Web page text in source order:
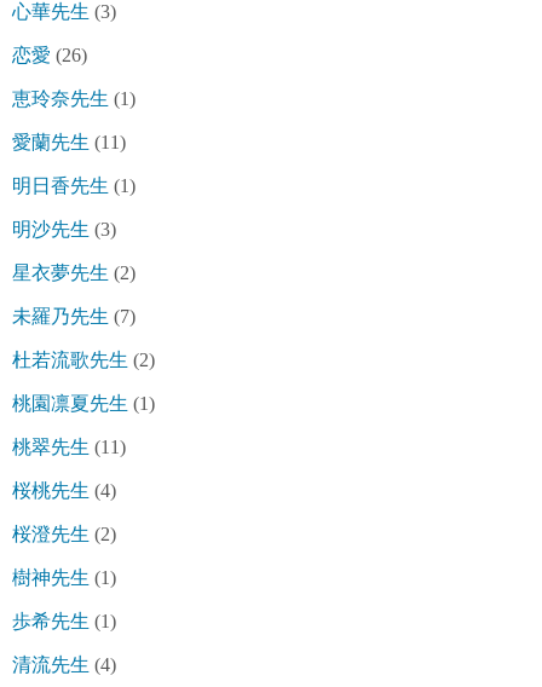
心華先生 (3)
恋愛 (26)
恵玲奈先生 (1)
愛蘭先生 (11)
明日香先生 (1)
明沙先生 (3)
星衣夢先生 (2)
未羅乃先生 (7)
杜若流歌先生 (2)
桃園凛夏先生 (1)
桃翠先生 (11)
桜桃先生 (4)
桜澄先生 (2)
樹神先生 (1)
歩希先生 (1)
清流先生 (4)